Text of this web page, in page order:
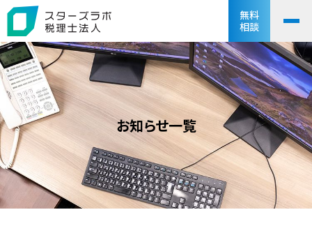
無料
相談
お知らせ一覧